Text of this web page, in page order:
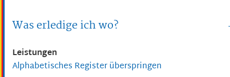
Was erledige ich wo?
Leistungen
Alphabetisches Register überspringen